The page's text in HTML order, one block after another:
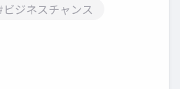
ビジネスチャンス